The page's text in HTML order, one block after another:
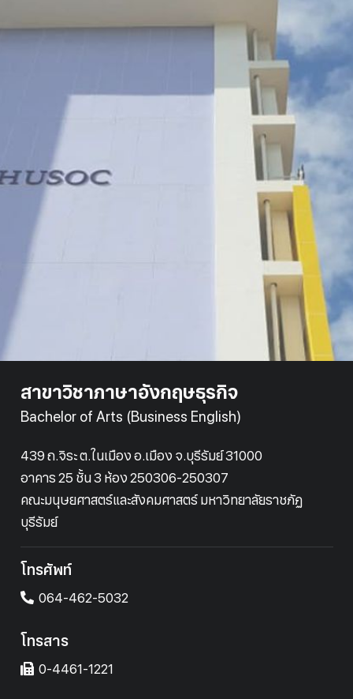
สาขาวิชาภาษาอังกฤษธุรกิจ
Bachelor of Arts (Business English)
439 ถ.จิระ ต.ในเมือง อ.เมือง จ.บุรีรัมย์ 31000
อาคาร 25 ชั้น 3 ห้อง 250306-250307
คณะมนุษยศาสตร์และสังคมศาสตร์ มหาวิทยาลัยราชภัฏ
บุรีรัมย์
โทรศัพท์
064-462-5032
โทรสาร
0-4461-1221